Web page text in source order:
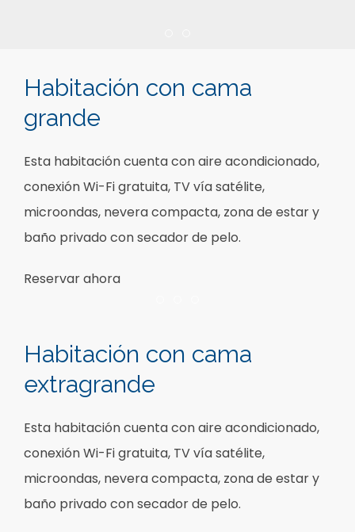
Habitación con cama
grande
Esta habitación cuenta con aire acondicionado,
conexión Wi-Fi gratuita, TV vía satélite,
microondas, nevera compacta, zona de estar y
baño privado con secador de pelo.
Reservar ahora
Habitación con cama
extragrande
Esta habitación cuenta con aire acondicionado,
conexión Wi-Fi gratuita, TV vía satélite,
microondas, nevera compacta, zona de estar y
baño privado con secador de pelo.